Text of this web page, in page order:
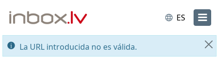
ES
La URL introducida no es válida.